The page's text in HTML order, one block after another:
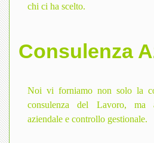
chi ci ha scelto.
Consulenza
Noi vi forniamo non solo la
consulenza del Lavoro, ma
aziendale e controllo gestionale.